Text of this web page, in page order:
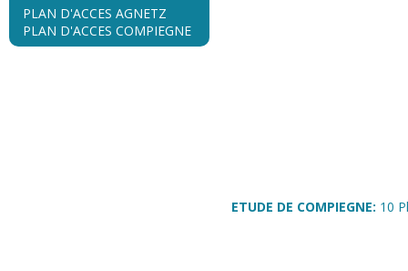
PLAN D'ACCES AGNETZ
PLAN D'ACCES COMPIEGNE
ETUDE DE COMPIEGNE: 10